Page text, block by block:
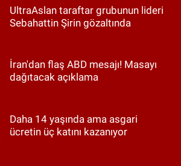
UltraAslan taraftar grubunun lideri
Sebahattin Şirin gözaltında
İran'dan flaş ABD mesajı! Masayı
dağıtacak açıklama
Daha 14 yaşında ama asgari
ücretin üç katını kazanıyor